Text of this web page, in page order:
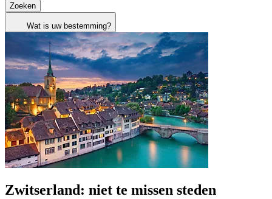
Zoeken
Wat is uw bestemming?
Zwitserland: niet te missen steden